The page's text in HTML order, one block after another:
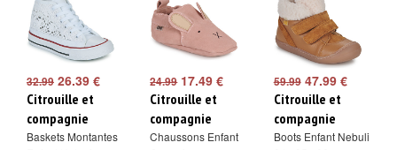
32.99 26.39 €
Citrouille et
compagnie
Baskets Montantes
24.9917.49 €
Citrouille et
compagnie
Chaussons Enfant
59.9947.99 €
Citrouille et
compagnie
Boots Enfant Nebuli